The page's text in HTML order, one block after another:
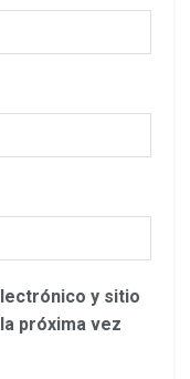
y sitio
próxima vez